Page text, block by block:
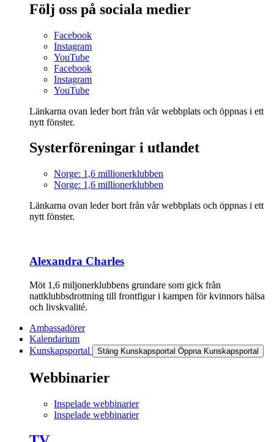
Följ oss på sociala medier
Facebook
Instagram
YouTube
Facebook
Instagram
YouTube
Länkarna ovan leder bort från vår webbplats och öppnas i ett
nytt fönster.
Systerföreningar i utlandet
Norge: 1,6 millionerklubben
Norge: 1,6 millionerklubben
Länkarna ovan leder bort från vår webbplats och öppnas i ett
nytt fönster.
Alexandra Charles
Möt 1,6 miljonerklubbens grundare som gick från
nattklubbsdrottning till frontfigur i kampen för kvinnors hälsa
och livskvalité.
Ambassadörer
Kalendarium
Kunskapsportal
Stäng Kunskapsportal Öppna Kunskapsportal
Webbinarier
Inspelade webbinarier
Inspelade webbinarier